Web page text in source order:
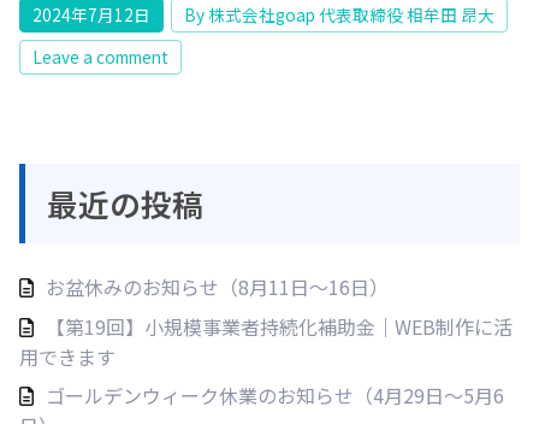
2024年7月12日
By 株式会社goap 代表取締役 相牟田 昂大
Leave a comment
最近の投稿
お盆休みのお知らせ（8月11日〜16日）
【第19回】小規模事業者持続化補助金｜WEB制作に活
用できます
ゴールデンウィーク休業のお知らせ（4月29日〜5月6